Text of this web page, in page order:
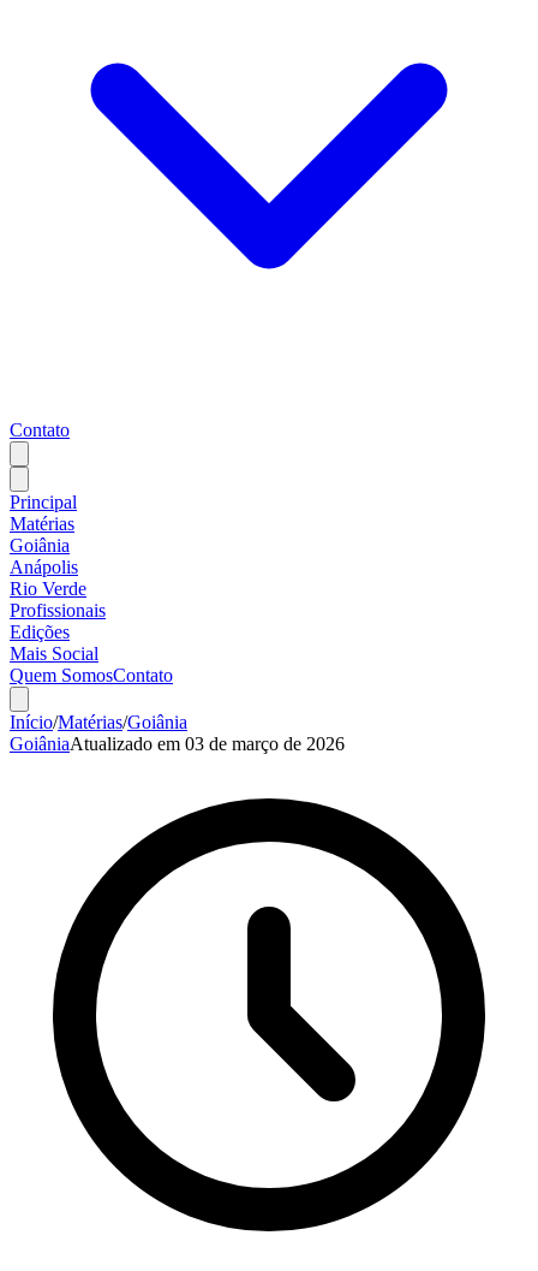
Contato
Principal
Matérias
Goiânia
Anápolis
Rio Verde
Profissionais
Edições
Mais Social
Quem SomosContato
Início/Matérias/Goiânia
GoiâniaAtualizado em 03 de março de 2026